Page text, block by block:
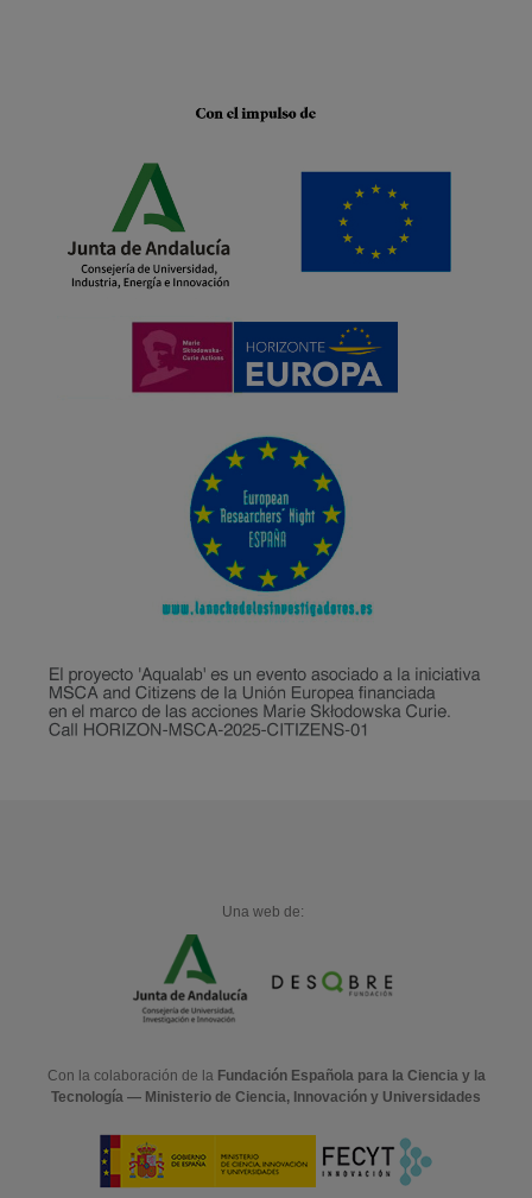
Una web de:
Con la colaboración de la Fundación Española para la Ciencia y la
Tecnología — Ministerio de Ciencia, Innovación y Universidades